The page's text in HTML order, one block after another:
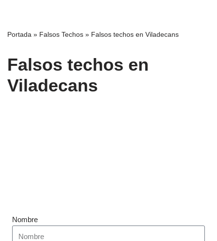
al
Portada » Falsos Techos » Falsos techos en Viladecans
Falsos techos en
Viladecans
Nombre